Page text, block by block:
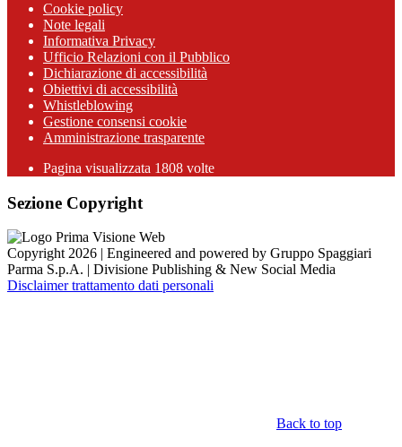
Cookie policy
Note legali
Informativa Privacy
Ufficio Relazioni con il Pubblico
Dichiarazione di accessibilità
Obiettivi di accessibilità
Whistleblowing
Gestione consensi cookie
Amministrazione trasparente
Pagina visualizzata 1808 volte
Sezione Copyright
Copyright 2026 | Engineered and powered by Gruppo Spaggiari
Parma S.p.A. | Divisione Publishing & New Social Media
Disclaimer trattamento dati personali
Back to top